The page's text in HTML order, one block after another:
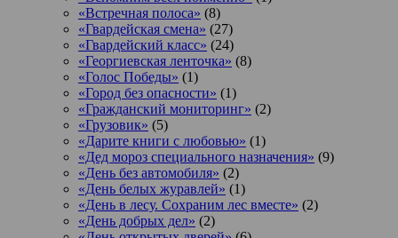
«Встречная полоса» (8)
«Гвардейская смена» (27)
«Гвардейский класс» (24)
«Георгиевская ленточка» (8)
«Голос Победы» (1)
«Город без опасности» (1)
«Гражданский мониторинг» (2)
«Грузовик» (5)
«Дарите книги с любовью» (1)
«Дед мороз специального назначения» (9)
«День без автомобиля» (2)
«День белых журавлей» (1)
«День в лесу. Сохраним лес вместе» (2)
«День добрых дел» (2)